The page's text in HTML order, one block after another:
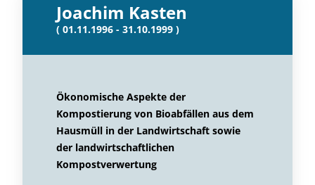
Joachim Kasten
( 01.11.1996 - 31.10.1999 )
Ökonomische Aspekte der
Kompostierung von Bioabfällen aus dem
Hausmüll in der Landwirtschaft sowie
der landwirtschaftlichen
Kompostverwertung